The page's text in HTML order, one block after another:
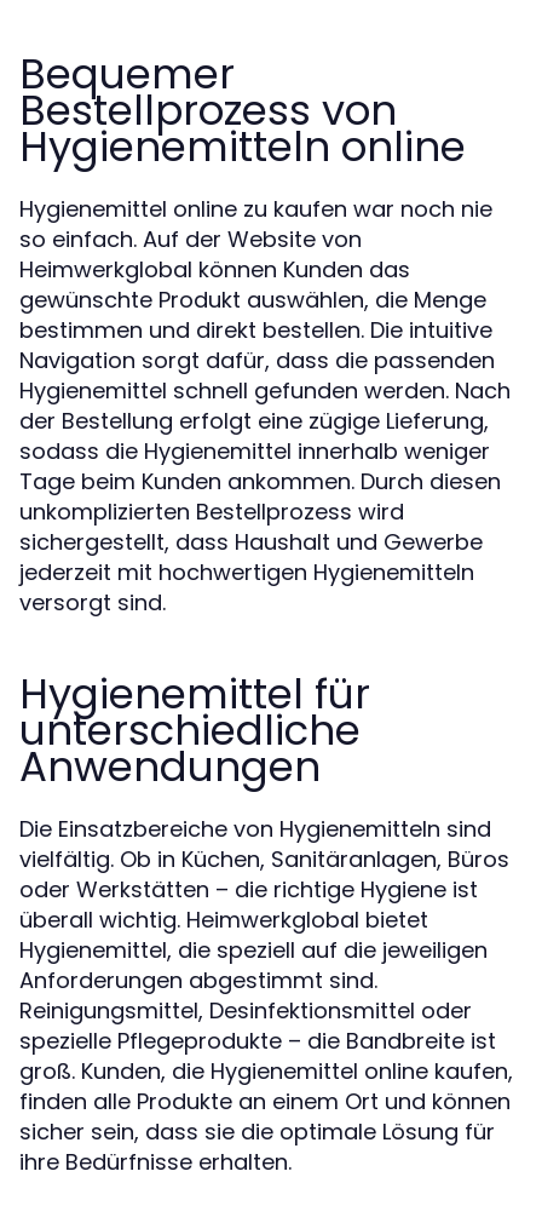
Bequemer
Bestellprozess von
Hygienemitteln online
Hygienemittel online zu kaufen war noch nie
so einfach. Auf der Website von
Heimwerkglobal können Kunden das
gewünschte Produkt auswählen, die Menge
bestimmen und direkt bestellen. Die intuitive
Navigation sorgt dafür, dass die passenden
Hygienemittel schnell gefunden werden. Nach
der Bestellung erfolgt eine zügige Lieferung,
sodass die Hygienemittel innerhalb weniger
Tage beim Kunden ankommen. Durch diesen
unkomplizierten Bestellprozess wird
sichergestellt, dass Haushalt und Gewerbe
jederzeit mit hochwertigen Hygienemitteln
versorgt sind.
Hygienemittel für
unterschiedliche
Anwendungen
Die Einsatzbereiche von Hygienemitteln sind
vielfältig. Ob in Küchen, Sanitäranlagen, Büros
oder Werkstätten – die richtige Hygiene ist
überall wichtig. Heimwerkglobal bietet
Hygienemittel, die speziell auf die jeweiligen
Anforderungen abgestimmt sind.
Reinigungsmittel, Desinfektionsmittel oder
spezielle Pflegeprodukte – die Bandbreite ist
groß. Kunden, die Hygienemittel online kaufen,
finden alle Produkte an einem Ort und können
sicher sein, dass sie die optimale Lösung für
ihre Bedürfnisse erhalten.